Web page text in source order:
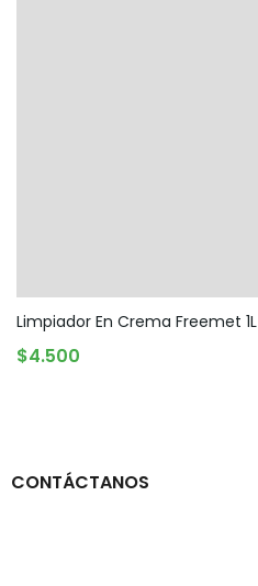
Limpiador En Crema Freemet 1L
$4.500
AGREGAR AL CARRITO
CONTÁCTANOS